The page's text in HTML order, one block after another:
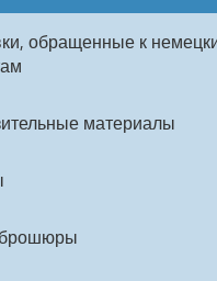
обращенные к
материалы